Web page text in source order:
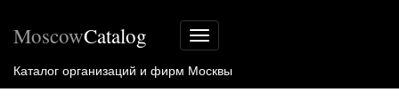
Меню
сайта
MoscowCatalog
Каталог организаций и фирм Москвы